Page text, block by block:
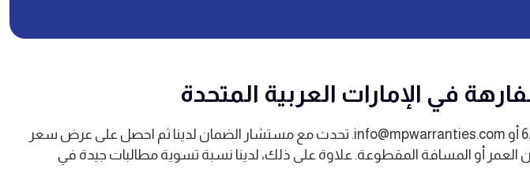
في الإمارات العربية المتحدة
، تواصل معنا على 04 286 6222 أو info@mpwarranties.com. تحدث مع مستشار الضمان لدينا ثم احصل على عرض سعر
أو المسافة المقطوعة. علاوة على ذلك، لدينا نسبة تسوية مطالبات جيدة في